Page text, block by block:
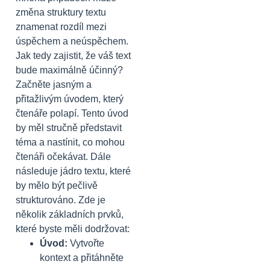
změna struktury textu
znamenat rozdíl mezi
úspěchem a neúspěchem.
Jak tedy zajistit, že váš text
bude maximálně účinný?
Začněte jasným a
přitažlivým úvodem, který
čtenáře polapí. Tento úvod
by měl stručně představit
téma a nastínit, co mohou
čtenáři očekávat. Dále
následuje jádro textu, které
by mělo být pečlivě
strukturováno. Zde je
několik základních prvků,
které byste měli dodržovat:
Úvod: Vytvořte
kontext a přitáhněte